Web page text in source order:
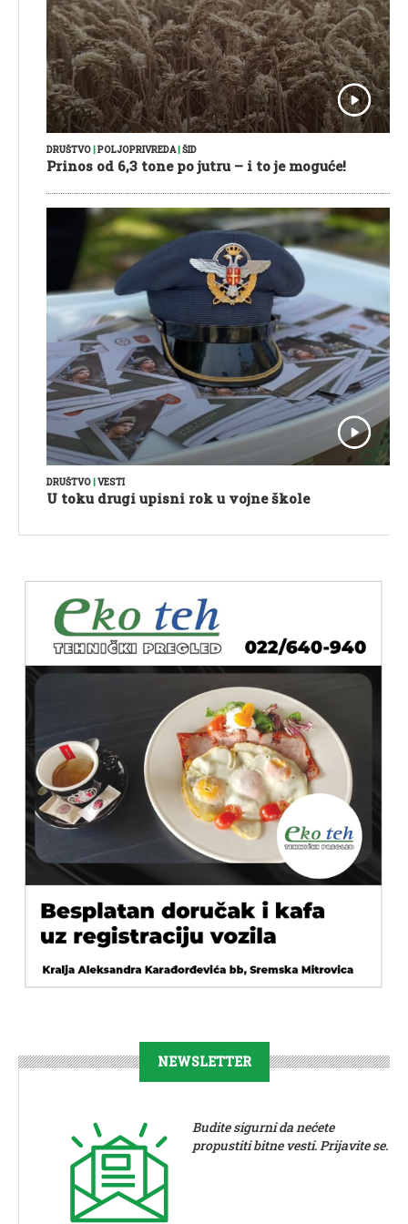
DRUŠTVO POLJOPRIVREDA| ŠID
Prinos od 6,3 tone po jutru – i to je moguće!
DRUŠTVO VESTI
U toku drugi upisni rok u vojne škole
NEWSLETTER
Budite sigurni da nećete
propustiti bitne vesti. Prijavite se.